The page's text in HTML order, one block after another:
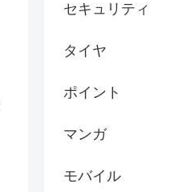
セキュリティ
タイヤ
ポイント
マンガ
モバイル